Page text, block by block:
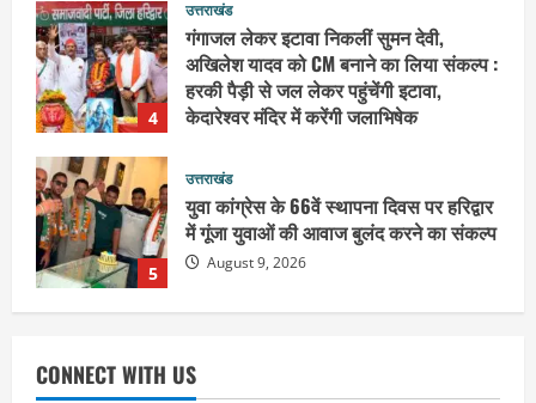
5
युवा कांग्रेस के 66वें स्थापना दिवस पर हरिद्वार
में गूंजा युवाओं की आवाज बुलंद करने का संकल्प
August 9, 2026
1
हरकी पैड़ी से उठी कांवड़, 22 किमी पैदल चलेंगी
खेल मंत्री रेखा आर्य, महादेव से मांगा 2036
ओलंपिक का आशीर्वाद
August 10, 2026
ने डाक कांवड़ियों से कहा—सुरक्षा से समझौता
CONNECT WITH US